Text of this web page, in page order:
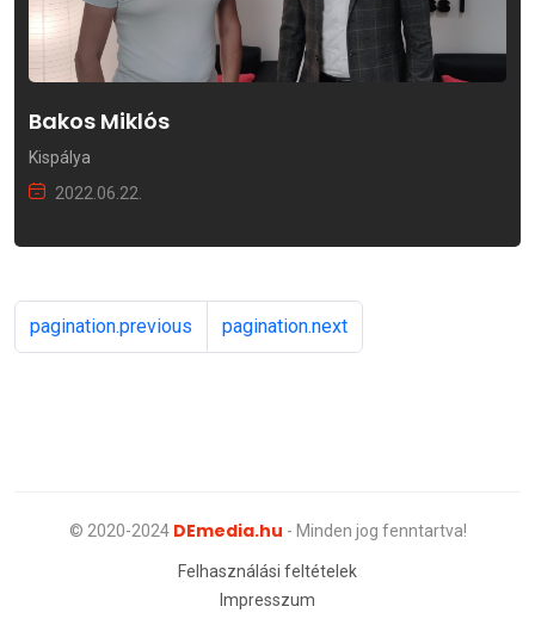
Bakos Miklós
Kispálya
2022.06.22.
pagination.previous pagination.next
© 2020-2024 DEmedia.hu - Minden jog fenntartva!
Felhasználási feltételek
Impresszum